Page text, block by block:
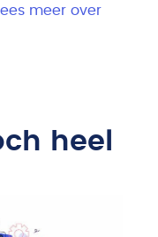
Lees meer over
heel